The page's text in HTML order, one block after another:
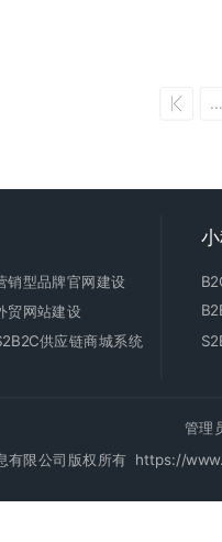
...
销型品牌官网建设
贸网站建设
供应链商城系统
限公司版权所有 https://
管理